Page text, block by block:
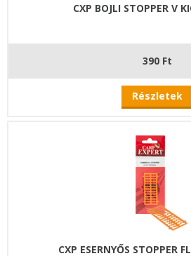
CXP BOJLI STOPPER V
390 Ft
Részletek
CXP ESERNYŐS STOPPER